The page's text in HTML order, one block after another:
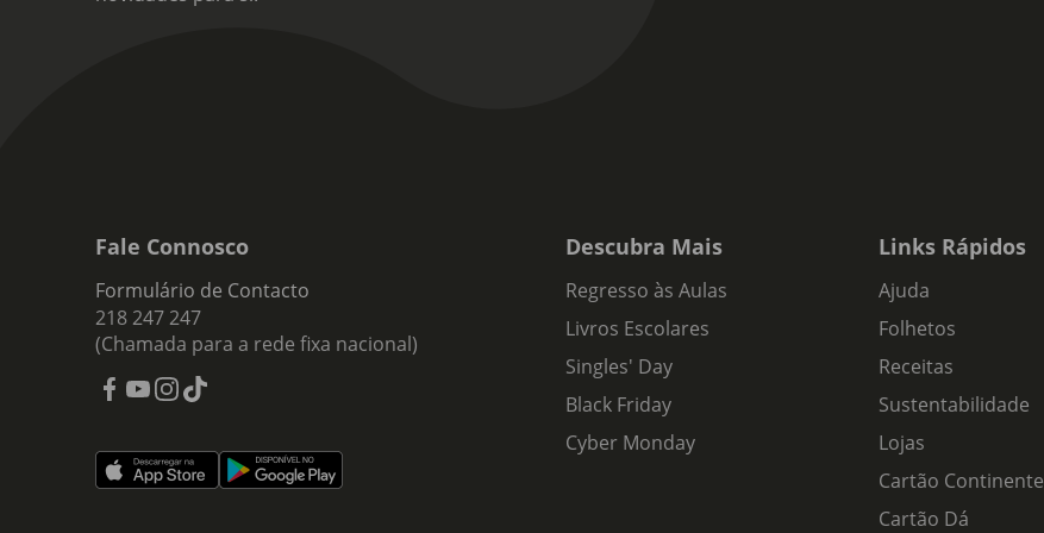
Fale Connosco
Formulário de Contacto
218 247 247
(Chamada para a rede fixa nacional)
Descubra Mais
Regresso às Aulas
Livros Escolares
Singles' Day
Black Friday
Cyber Monday
Links Rápidos
Ajuda
Folhetos
Receitas
Sustentabilidade
Lojas
Cartão Continente
Cartão Dá